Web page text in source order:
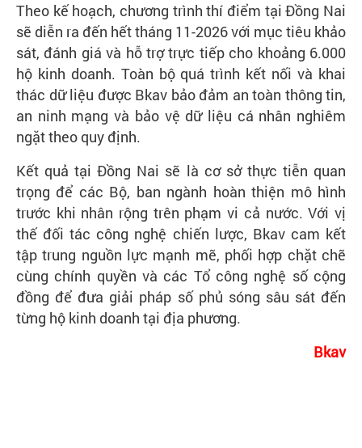
Theo kế hoạch, chương trình thí điểm tại Đồng Nai
sẽ diễn ra đến hết tháng 11-2026 với mục tiêu khảo
sát, đánh giá và hỗ trợ trực tiếp cho khoảng 6.000
hộ kinh doanh. Toàn bộ quá trình kết nối và khai
thác dữ liệu được Bkav bảo đảm an toàn thông tin,
an ninh mạng và bảo vệ dữ liệu cá nhân nghiêm
ngặt theo quy định.
Kết quả tại Đồng Nai sẽ là cơ sở thực tiễn quan
trọng để các Bộ, ban ngành hoàn thiện mô hình
trước khi nhân rộng trên phạm vi cả nước. Với vị
thế đối tác công nghệ chiến lược, Bkav cam kết
tập trung nguồn lực mạnh mẽ, phối hợp chặt chẽ
cùng chính quyền và các Tổ công nghệ số cộng
đồng để đưa giải pháp số phủ sóng sâu sát đến
từng hộ kinh doanh tại địa phương.
Bkav